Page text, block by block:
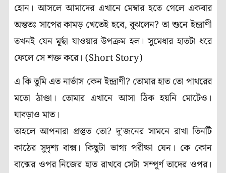
হোন। আসলে আমাদের এখানে মেম্বার হতে গেলে একবার
অন্ততঃ সাপের কামড় খেতেই হবে, বুঝলেন? তা শুনে ইন্দ্রাণী
তখনই যেন মূর্ছা যাওয়ার উপক্রম হল। সুমেধার হাতটা ধরে
ফেলে সে শক্ত করে। (Short Story)
এ কি তুমি এত নার্ভাস কেন ইন্দ্রাণী? তোমার হাত তো পাথরের
মতো ঠাণ্ডা। তোমার এখানে আসা ঠিক হয়নি মোটেও।
ঘাবড়াও মাত।
তাহলে আপনারা প্রস্তুত তো? দু’জনের সামনে রাখা তিনটি
কাঠের সুদৃশ্য বাক্স। কিছুটা ভাগ্য পরীক্ষা যেন। কে কোন
বাক্সের ওপর নিজের হাত রাখবে সেটা সম্পূর্ণ তাদের ওপর।